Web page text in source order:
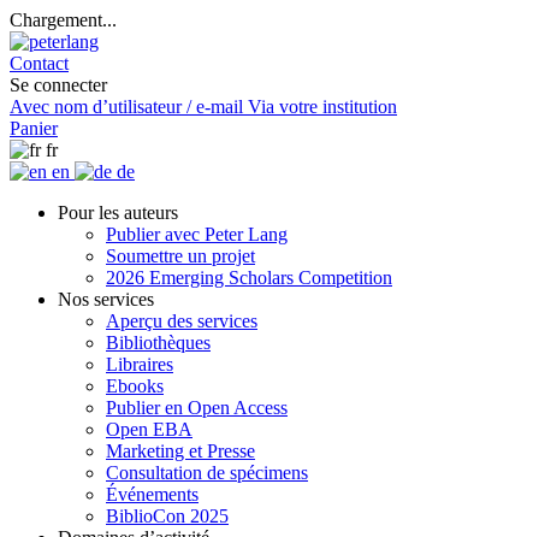
Chargement...
Contact
Se connecter
Avec nom d’utilisateur / e-mail Via votre institution
Panier
fr
en
de
Pour les auteurs
Publier avec Peter Lang
Soumettre un projet
2026 Emerging Scholars Competition
Nos services
Aperçu des services
Bibliothèques
Libraires
Ebooks
Publier en Open Access
Open EBA
Marketing et Presse
Consultation de spécimens
Événements
BiblioCon 2025